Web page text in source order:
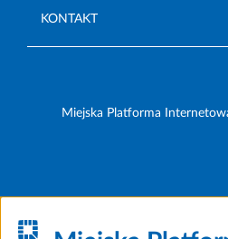
KONTAKT
Miejska Platforma